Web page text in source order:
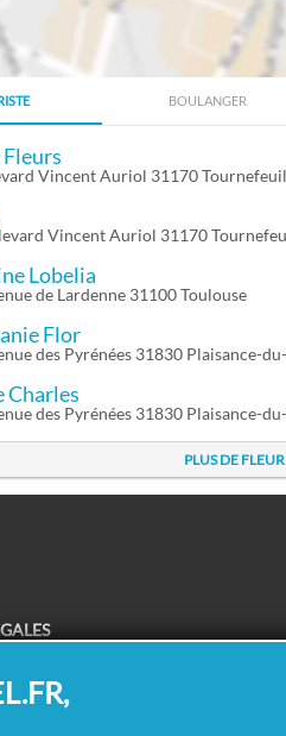
ALI ABDOU RAHIM À
BOULANGER
Vincent Auriol 31170
Vincent Auriol 31170
Lobelia
de Lardenne 31100 Toulouse
Flor
des Pyrénées 31830 Plaisance-
Charles
des Pyrénées 31830 Plaisance-
PLUS DE
CHOIX COOKIES